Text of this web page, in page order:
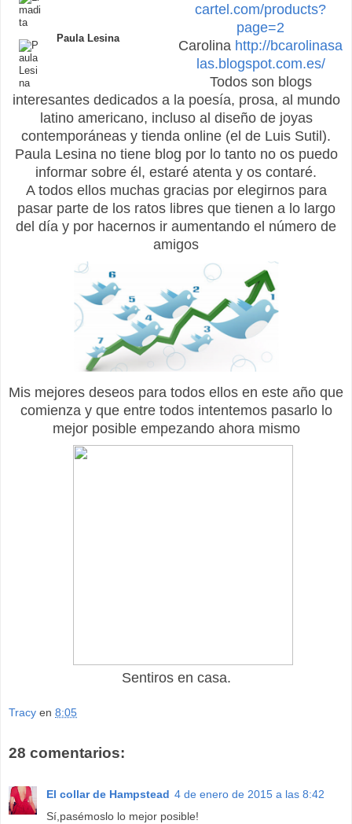
Paula Lesina
cartel.com/products?
page=2
Carolina http://bcarolinasa
las.blogspot.com.es/
Todos son blogs
interesantes dedicados a la poesía, prosa, al mundo
latino americano, incluso al diseño de joyas
contemporáneas y tienda online (el de Luis Sutil).
Paula Lesina no tiene blog por lo tanto no os puedo
informar sobre él, estaré atenta y os contaré.
A todos ellos muchas gracias por elegirnos para
pasar parte de los ratos libres que tienen a lo largo
del día y por hacernos ir aumentando el número de
amigos
Mis mejores deseos para todos ellos en este año que
comienza y que entre todos intentemos pasarlo lo
mejor posible empezando ahora mismo
Sentiros en casa.
Tracy en 8:05
28 comentarios:
El collar de Hampstead 4 de enero de 2015 a las 8:42
Sí,pasémoslo lo mejor posible!